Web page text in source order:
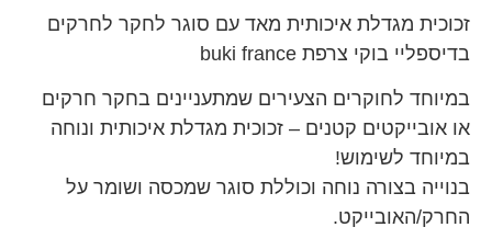
זכוכית מגדלת איכותית מאד עם סוגר לחקר לחרקים
בדיספליי בוקי צרפת buki france
במיוחד לחוקרים הצעירים שמתעניינים בחקר חרקים
או אובייקטים קטנים – זכוכית מגדלת איכותית ונוחה
במיוחד לשימוש!
בנוייה בצורה נוחה וכוללת סוגר שמכסה ושומר על
החרק/האובייקט.